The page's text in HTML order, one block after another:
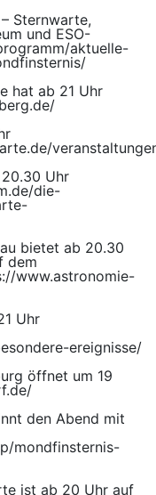
Sternwarte,
und ESO-
aktuelle-
hat ab 21 Uhr
Uhr
die-
bietet ab 20.30
dem
www.astronomie-
Uhr
ereignisse/
öffnet um 19
den Abend mit
mondfinsternis-
ist ab 20 Uhr auf